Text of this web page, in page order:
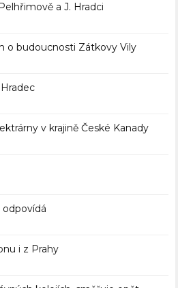
a J. Hradci
o budoucnosti Zátkovy Vily
v krajině České Kanady
i z Prahy